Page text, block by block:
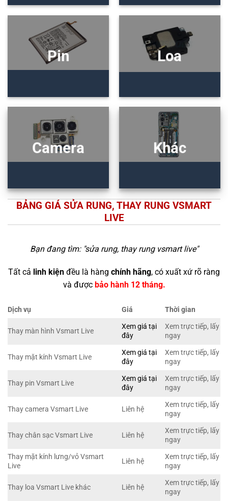
Pin Loa
Camera Khác
BẢNG GIÁ SỬA RUNG, THAY RUNG VSMART
LIVE
Bạn đang tìm: "sửa rung, thay rung vsmart live"
Tất cả linh kiện đều là hàng chính hãng, có xuất xứ rõ ràng
và được bảo hành 12 tháng.
Dịch vụ Giá Thời gian
Thay màn hình Vsmart Live
Xem giá tại
đây
Xem trực tiếp, lấy
ngay
Thay mặt kính Vsmart Live
Xem giá tại
đây
Xem trực tiếp, lấy
ngay
Thay pin Vsmart Live
Xem giá tại
đây
Xem trực tiếp, lấy
ngay
Thay camera Vsmart Live Liên hệ
Xem trực tiếp, lấy
ngay
Thay chân sạc Vsmart Live Liên hệ
Xem trực tiếp, lấy
ngay
Thay mặt kính lưng/vỏ Vsmart
Live
Liên hệ
Xem trực tiếp, lấy
ngay
Thay loa Vsmart Live khác Liên hệ
Xem trực tiếp, lấy
ngay